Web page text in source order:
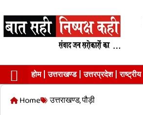
होम उत्तराखण्ड उत्तरप्रदेश राष्ट्रीय
Home उत्तराखण्ड,पौड़ी